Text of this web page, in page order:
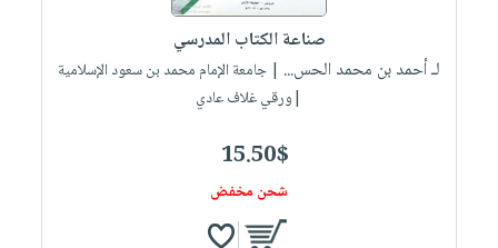
صناعة الكتاب المدرسي
لـ أحمد بن محمد الحس... | جامعة الإمام محمد بن سعود الإسلامية
|ورقي غلاف عادي
15.50$
شحن مخفض